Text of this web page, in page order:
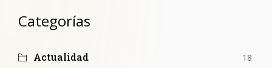
Categorías
Actualidad 18